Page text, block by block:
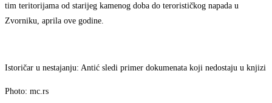
tim teritorijama od starijeg kamenog doba do terorističkog napada u
Zvorniku, aprila ove godine.
Istoričar u nestajanju: Antić sledi primer dokumenata koji nedostaju u knjizi
Photo: mc.rs